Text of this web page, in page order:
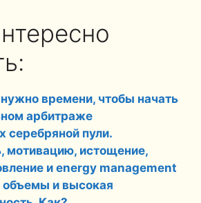
времени, чтобы начать
арбитраже
серебряной пули.
мотивацию, истощение,
и energy management
и высокая